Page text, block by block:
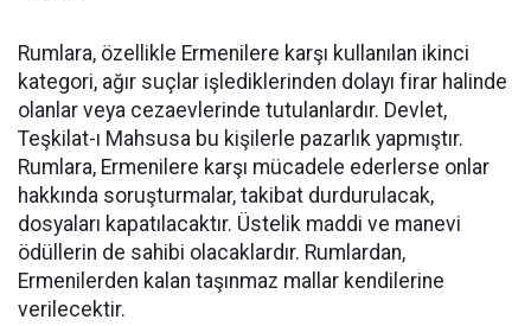
Rumlara, özellikle Ermenilere karşı kullanılan ikinci
kategori, ağır suçlar işlediklerinden dolayı firar halinde
olanlar veya cezaevlerinde tutulanlardır. Devlet,
Teşkilat-ı Mahsusa bu kişilerle pazarlık yapmıştır.
Rumlara, Ermenilere karşı mücadele ederlerse onlar
hakkında soruşturmalar, takibat durdurulacak,
dosyaları kapatılacaktır. Üstelik maddi ve manevi
ödüllerin de sahibi olacaklardır. Rumlardan,
Ermenilerden kalan taşınmaz mallar kendilerine
verilecektir.